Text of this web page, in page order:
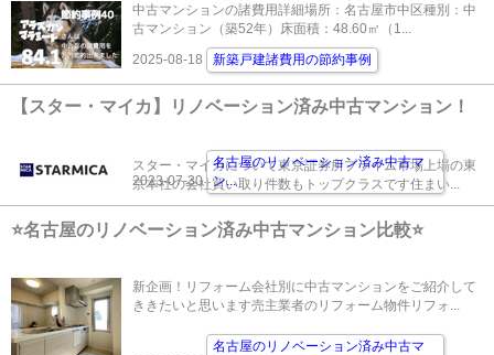
中古マンションの諸費用詳細場所：名古屋市中区種別：中
古マンション（築52年）床面積：48.60㎡（1...
2025-08-18
新築戸建諸費用の節約事例
【スター・マイカ】リノベーション済み中古マンション！
スター・マイカについて東京証券所プライム市場上場の東
京本社の会社買い取り件数もトップクラスです住まい...
2023-07-30
名古屋のリノベーション済み中古マ
ン...
⭐名古屋のリノベーション済み中古マンション比較⭐
新企画！リフォーム会社別に中古マンションをご紹介して
ききたいと思います売主業者のリフォーム物件リフォ...
名古屋のリノベーション済み中古マ